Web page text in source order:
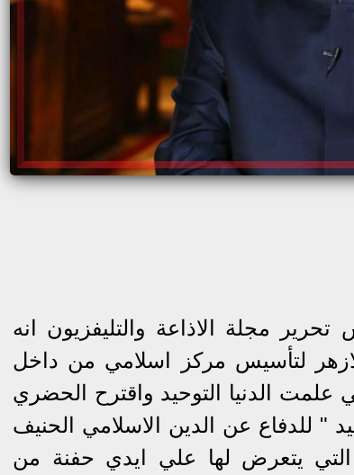
مجلة الاذاعة والتليفزيون انه
لتأسيس مركز اسلامي من داخل
علمت الدنيا التوحيد واقترح الحضري
" للدفاع عن الدين الاسلامي الحنيف
يتعرض لها علي ايدي حفنة من